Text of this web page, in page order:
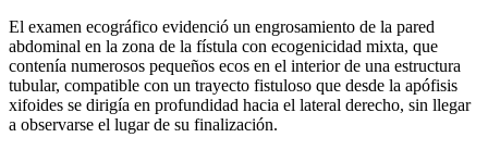
El examen ecográfico evidenció un engrosamiento de la pared
abdominal en la zona de la fístula con ecogenicidad mixta, que
contenía numerosos pequeños ecos en el interior de una estructura
tubular, compatible con un trayecto fistuloso que desde la apófisis
xifoides se dirigía en profundidad hacia el lateral derecho, sin llegar
a observarse el lugar de su finalización.